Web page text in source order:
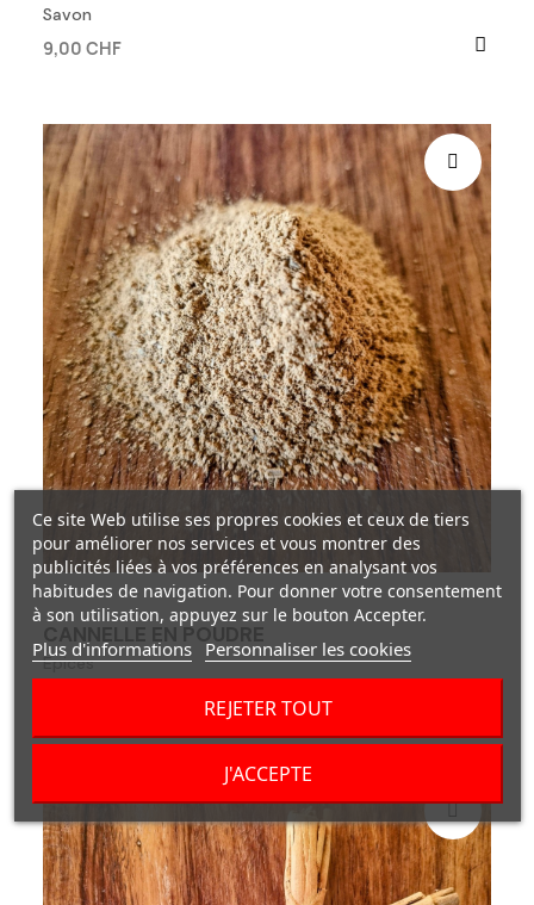
Savon
9,00 CHF
CANNELLE EN POUDRE
Epices
Ce site Web utilise ses propres cookies et ceux de tiers
pour améliorer nos services et vous montrer des
publicités liées à vos préférences en analysant vos
habitudes de navigation. Pour donner votre consentement
à son utilisation, appuyez sur le bouton Accepter.
Plus d'informations Personnaliser les cookies
REJETER TOUT
J'ACCEPTE